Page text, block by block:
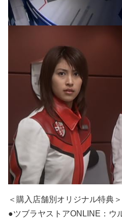
＜購入店舗別オリジナル特典＞
●ツブラヤストアONLINE：ウ